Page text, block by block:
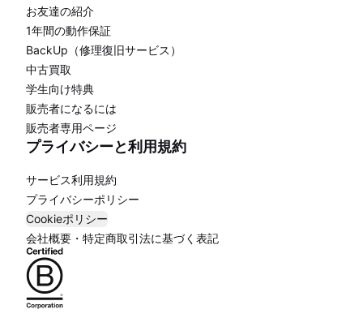
お友達の紹介
1年間の動作保証
BackUp（修理復旧サービス）
中古買取
学生向け特典
販売者になるには
販売者専用ページ
プライバシーと利用規約
サービス利用規約
プライバシーポリシー
Cookieポリシー
会社概要・特定商取引法に基づく表記